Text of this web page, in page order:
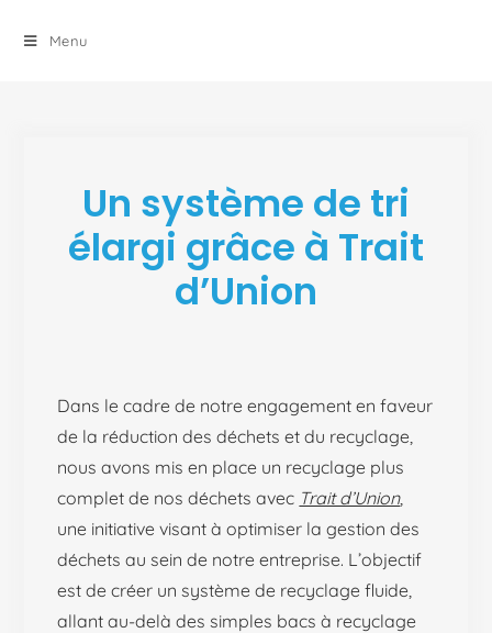
Menu
Un système de tri
élargi grâce à Trait
d’Union
Dans le cadre de notre engagement en faveur
de la réduction des déchets et du recyclage,
nous avons mis en place un recyclage plus
complet de nos déchets avec Trait d’Union,
une initiative visant à optimiser la gestion des
déchets au sein de notre entreprise. L’objectif
est de créer un système de recyclage fluide,
allant au-delà des simples bacs à recyclage